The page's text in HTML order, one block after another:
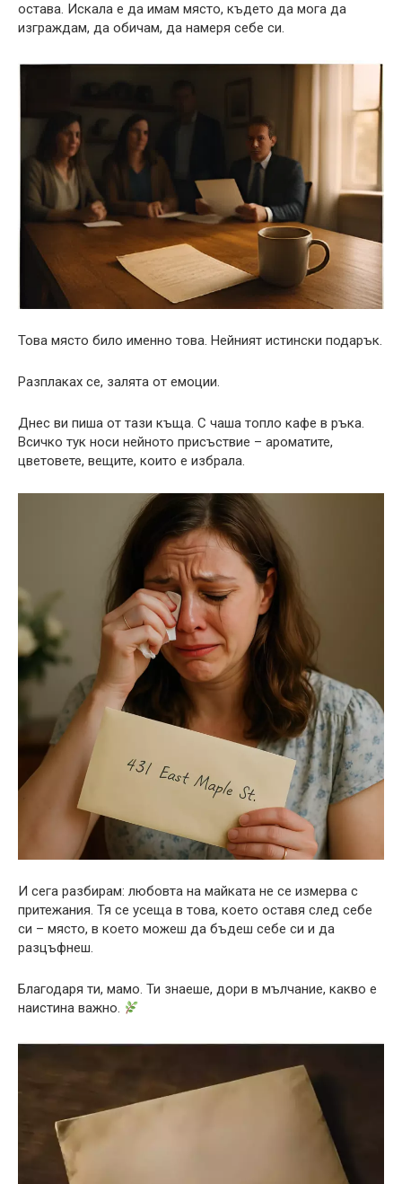
остава. Искала е да имам място, където да мога да
изграждам, да обичам, да намеря себе си.
Това място било именно това. Нейният истински подарък.
Разплаках се, залята от емоции.
Днес ви пиша от тази къща. С чаша топло кафе в ръка.
Всичко тук носи нейното присъствие – ароматите,
цветовете, вещите, които е избрала.
И сега разбирам: любовта на майката не се измерва с
притежания. Тя се усеща в това, което оставя след себе
си – място, в което можеш да бъдеш себе си и да
разцъфнеш.
Благодаря ти, мамо. Ти знаеше, дори в мълчание, какво е
наистина важно.